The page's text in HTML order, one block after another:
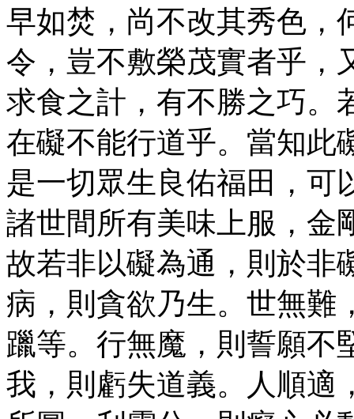
早如焚，尚不改其秀色，
令，豈不敷榮茂實者乎，
求食之計，有不勝之巧。
在礙不能行道乎。當知此
是一切眾生良佑福田，可
諸世間所有美味上服，金
故若非以礙為通，則於非
病，則貪欲乃生。世無難
躐等。行無魔，則誓願不
我，則虧失道義。人順適